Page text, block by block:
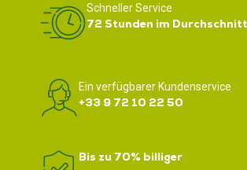
Schneller Service
72 Stunden im Durchschnitt
Ein verfügbarer Kundenservice
+33 9 72 10 22 50
Bis zu 70% billiger